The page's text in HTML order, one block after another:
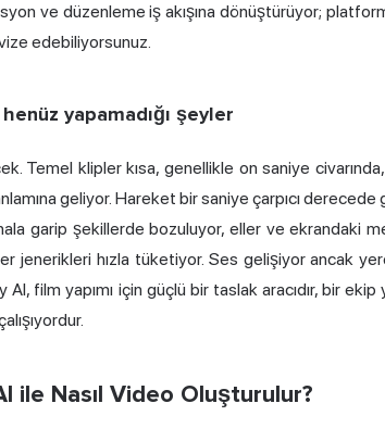
ve düzenleme iş akışına dönüştürüyor;
edebiliyorsunuz.
yapamadığı şeyler
Temel klipler kısa, genellikle on saniye
geliyor. Hareket bir saniye çarpıcı
garip şekillerde bozuluyor, eller ve ekrandaki
jenerikleri hızla tüketiyor. Ses gelişiyor ancak
AI, film yapımı için güçlü bir taslak aracıdır, bir
ile Nasıl Video Oluşturulur?